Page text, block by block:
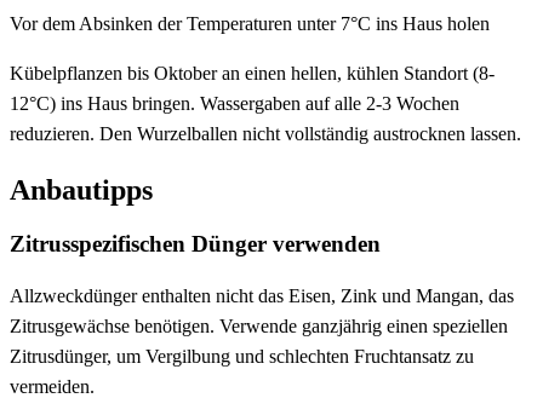
Vor dem Absinken der Temperaturen unter 7°C ins Haus holen
Kübelpflanzen bis Oktober an einen hellen, kühlen Standort (8-
12°C) ins Haus bringen. Wassergaben auf alle 2-3 Wochen
reduzieren. Den Wurzelballen nicht vollständig austrocknen lassen.
Anbautipps
Zitrusspezifischen Dünger verwenden
Allzweckdünger enthalten nicht das Eisen, Zink und Mangan, das
Zitrusgewächse benötigen. Verwende ganzjährig einen speziellen
Zitrusdünger, um Vergilbung und schlechten Fruchtansatz zu
vermeiden.